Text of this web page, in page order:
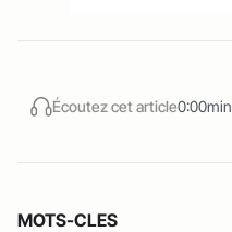
Écoutez cet article0:00min
MOTS-CLES